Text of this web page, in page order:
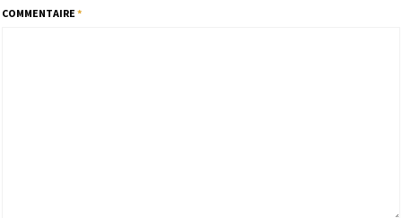
COMMENTAIRE *